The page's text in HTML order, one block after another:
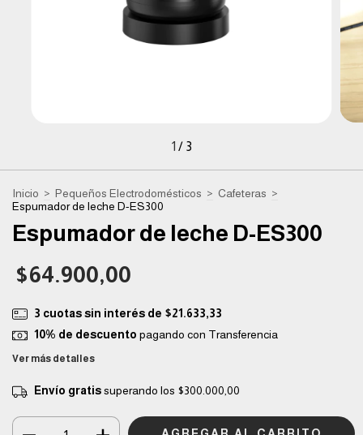
1 / 3
Inicio > Pequeños Electrodomésticos > Cafeteras >
Espumador de leche D-ES300
Espumador de leche D-ES300
$64.900,00
3 cuotas sin interés de $21.633,33
10% de descuento pagando con Transferencia
Ver más detalles
Envío gratis superando los $300.000,00